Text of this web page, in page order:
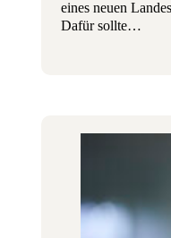
eines neuen
Dafür sollte…